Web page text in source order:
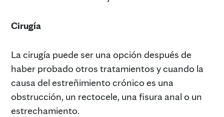
Cirugía
La cirugía puede ser una opción después de
haber probado otros tratamientos y cuando la
causa del estreñimiento crónico es una
obstrucción, un rectocele, una fisura anal o un
estrechamiento.